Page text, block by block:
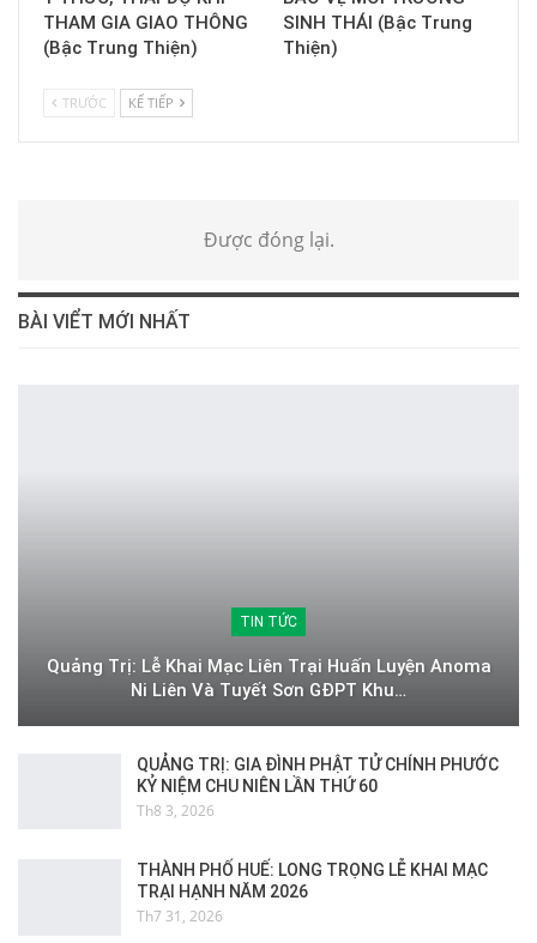
THAM GIA GIAO THÔNG
(Bậc Trung Thiện)
SINH THÁI (Bậc Trung
Thiện)
TRƯỚC KẾ TIẾP
Được đóng lại.
BÀI VIỂT MỚI NHẤT
TIN TỨC
Quảng Trị: Lễ Khai Mạc Liên Trại Huấn Luyện Anoma
Ni Liên Và Tuyết Sơn GĐPT Khu…
QUẢNG TRỊ: GIA ĐÌNH PHẬT TỬ CHÍNH PHƯỚC
KỶ NIỆM CHU NIÊN LẦN THỨ 60
Th8 3, 2026
THÀNH PHỐ HUẾ: LONG TRỌNG LỄ KHAI MẠC
TRẠI HẠNH NĂM 2026
Th7 31, 2026